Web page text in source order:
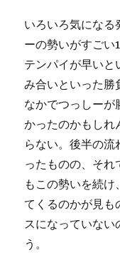
いろいろ気になる
ーの勢いがすごい
テンパイが早いと
み合いといった勝
なかでつっしーが
かったのかもしれ
らない。後半の
ったものの、それ
もこの勢いを続け
てくるのかが見も
スになっていない
う。